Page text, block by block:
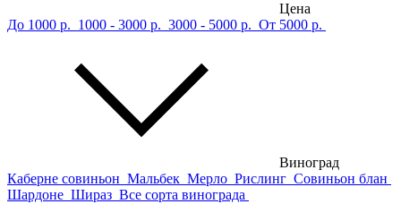
Цена
До 1000 р. 1000 - 3000 р. 3000 - 5000 р. От 5000 р.
Виноград
Каберне совиньон Мальбек Мерло Рислинг Совиньон блан
Шардоне Шираз Все сорта винограда